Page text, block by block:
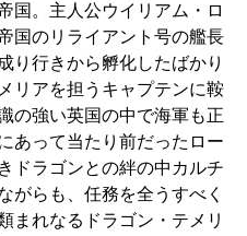
国。主人公ウイリアム・ロ
国のリライアント号の艦長
り行きから孵化したばかり
リアを担うキャプテンに鞍
の強い英国の中で海軍も正
あって当たり前だったロー
ドラゴンとの絆の中カルチ
がらも、任務を全うすべく
まれなるドラゴン・テメリ